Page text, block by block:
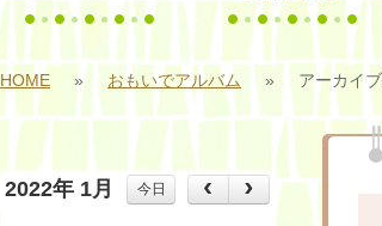
HOME » おもいでアルバム » アーカイ
2022年 1月 今日